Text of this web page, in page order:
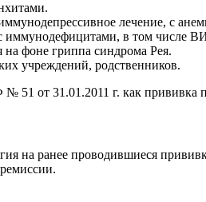
лечение, с
иммунодефицитами, в том числе
на фоне гриппа синдрома Рея.
учреждений, родственников.
от 31.01.2011 г. как прививка
на ранее проводившиеся